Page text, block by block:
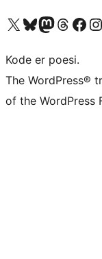
Besøg vores X (tidligere Twitter) konto
Besøg vores Bluesky-konto
Besøg vores Mastodon konto
Besøg vores Threads-konto
Besøg vores Facebook side
Besøg
Kode er poesi.
The WordPress®
of the WordPress